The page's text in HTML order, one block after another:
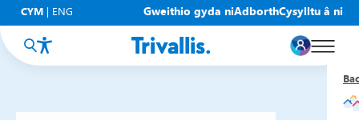
CYM ENG Gweithio gyda niAdborthCysylltu â ni